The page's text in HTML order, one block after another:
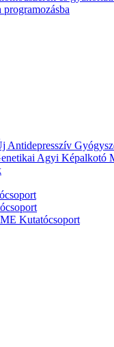
programozásba
Antidepresszív
Agyi Képalkotó
Kutatócsoport